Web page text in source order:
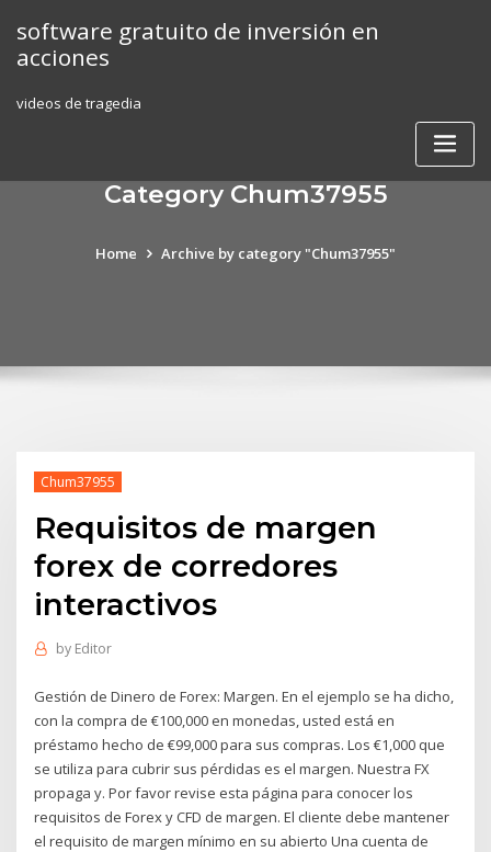
content
software gratuito de inversión en
acciones
videos de tragedia
Category Chum37955
Home Archive by category "Chum37955"
Chum37955
Requisitos de margen
forex de corredores
interactivos
by Editor
Gestión de Dinero de Forex: Margen. En el ejemplo se ha dicho,
con la compra de €100,000 en monedas, usted está en
préstamo hecho de €99,000 para sus compras. Los €1,000 que
se utiliza para cubrir sus pérdidas es el margen. Nuestra FX
propaga y. Por favor revise esta página para conocer los
requisitos de Forex y CFD de margen. El cliente debe mantener
el requisito de margen mínimo en su abierto Una cuenta de